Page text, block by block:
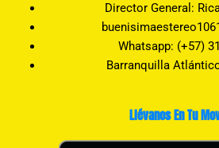
Director General:
Whatsapp: (+57)
Barranquilla
Llévanos En Tu